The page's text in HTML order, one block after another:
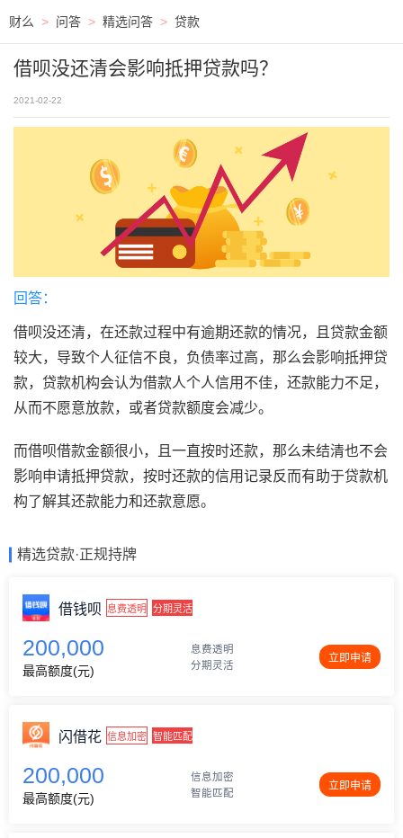
财么 > 问答 > 精选问答 > 贷款
借呗没还清会影响抵押贷款吗？
2021-02-22
回答：
借呗没还清，在还款过程中有逾期还款的情况，且贷款金额
较大，导致个人征信不良，负债率过高，那么会影响抵押贷
款，贷款机构会认为借款人个人信用不佳，还款能力不足，
从而不愿意放款，或者贷款额度会减少。
而借呗借款金额很小，且一直按时还款，那么未结清也不会
影响申请抵押贷款，按时还款的信用记录反而有助于贷款机
构了解其还款能力和还款意愿。
精选贷款·正规持牌
借钱呗 息费透明 分期灵活
200,000
最高额度(元)
息费透明
分期灵活
立即申请
闪借花 信息加密 智能匹配
200,000
最高额度(元)
信息加密
智能匹配
立即申请